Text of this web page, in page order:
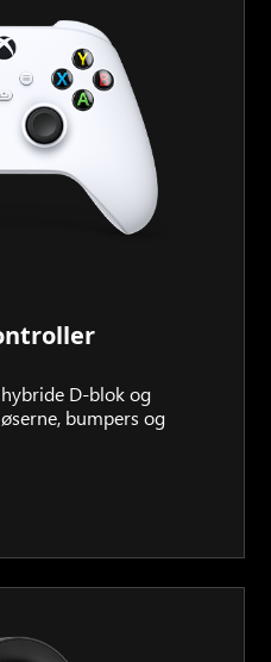
D-blok og
bumpers og